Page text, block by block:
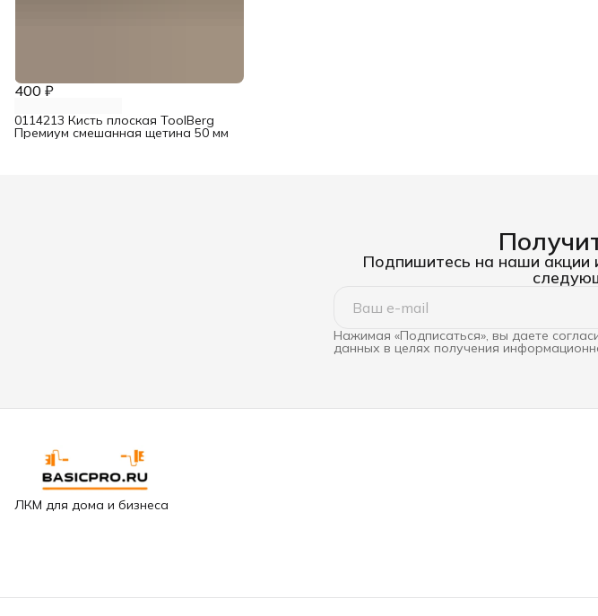
400 ₽
0114213 Кисть плоская ToolBerg
Премиум смешанная щетина 50 мм
Подпишитесь на наши акции
Нажимая «Подписаться», вы даете
данных в целях получения
ЛКМ для дома и бизнеса